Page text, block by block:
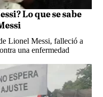
Lo que se sabe
Lionel Messi, falleció a
una enfermedad